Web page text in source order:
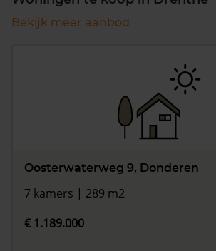
Bekijk meer aanbod
Oosterwaterweg 9, Donderen
7 kamers | 289 m2
€ 1.189.000